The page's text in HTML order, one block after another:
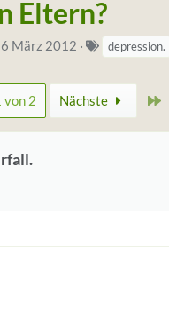
Eltern?
März 2012
i
c
h
e
depression.
von 2 Nächste